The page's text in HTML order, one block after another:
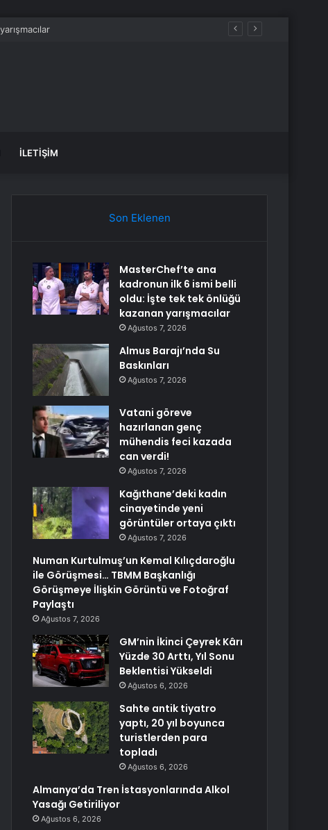
İLETIŞIM
Son Eklenen
MasterChef’te ana
kadronun ilk 6 ismi belli
oldu: İşte tek tek önlüğü
kazanan yarışmacılar
Ağustos 7, 2026
Almus Barajı’nda Su
Baskınları
Ağustos 7, 2026
Vatani göreve
hazırlanan genç
mühendis feci kazada
can verdi!
Ağustos 7, 2026
Kağıthane’deki kadın
cinayetinde yeni
görüntüler ortaya çıktı
Ağustos 7, 2026
Numan Kurtulmuş’un Kemal Kılıçdaroğlu
ile Görüşmesi… TBMM Başkanlığı
Görüşmeye İlişkin Görüntü ve Fotoğraf
Paylaştı
Ağustos 7, 2026
GM’nin İkinci Çeyrek Kârı
Yüzde 30 Arttı, Yıl Sonu
Beklentisi Yükseldi
Ağustos 6, 2026
Sahte antik tiyatro
yaptı, 20 yıl boyunca
turistlerden para
topladı
Ağustos 6, 2026
Almanya’da Tren İstasyonlarında Alkol
Yasağı Getiriliyor
Ağustos 6, 2026